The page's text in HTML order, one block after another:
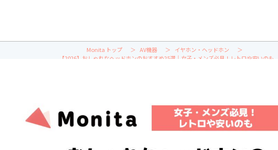
Monita トップ AV機器
イヤホン・ヘッドホン
【2026】おしゃれなヘッドホンのおすすめ25選｜女子・メンズ必見！レトロや安いのも